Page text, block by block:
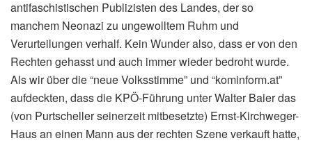
antifaschistischen Publizisten des Landes, der so
manchem Neonazi zu ungewolltem Ruhm und
Verurteilungen verhalf. Kein Wunder also, dass er von den
Rechten gehasst und auch immer wieder bedroht wurde.
Als wir über die “neue Volksstimme” und “kominform​.at”
aufdeckten, dass die KPÖ-Führung unter Walter Baier das
(von Purtscheller seinerzeit mitbesetzte) Ernst-Kirchweger-
Haus an einen Mann aus der rechten Szene verkauft hatte,